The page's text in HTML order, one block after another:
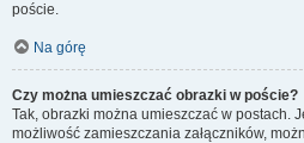
poście.
Na górę
Czy można umieszczać obrazki w poście?
Tak, obrazki można umieszczać w postach.
możliwość zamieszczania załączników,